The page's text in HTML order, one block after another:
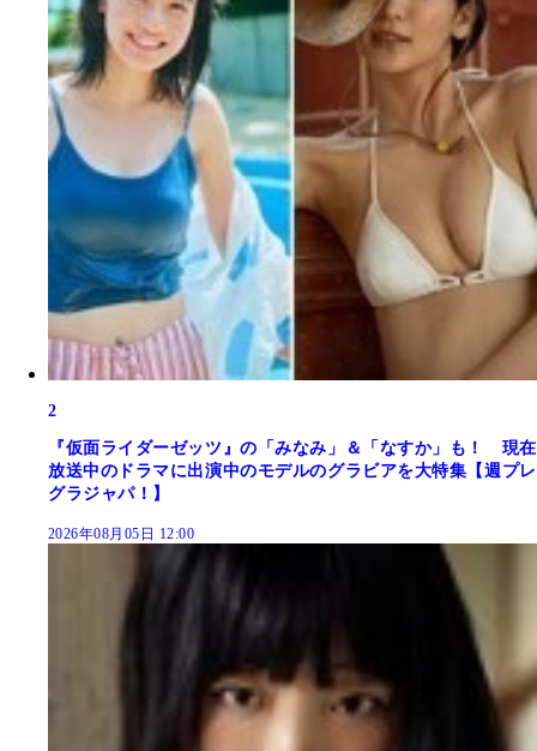
2
『仮面ライダーゼッツ』の「みなみ」＆「なすか」も！ 現在
放送中のドラマに出演中のモデルのグラビアを大特集【週プレ
グラジャパ！】
2026年08月05日 12:00